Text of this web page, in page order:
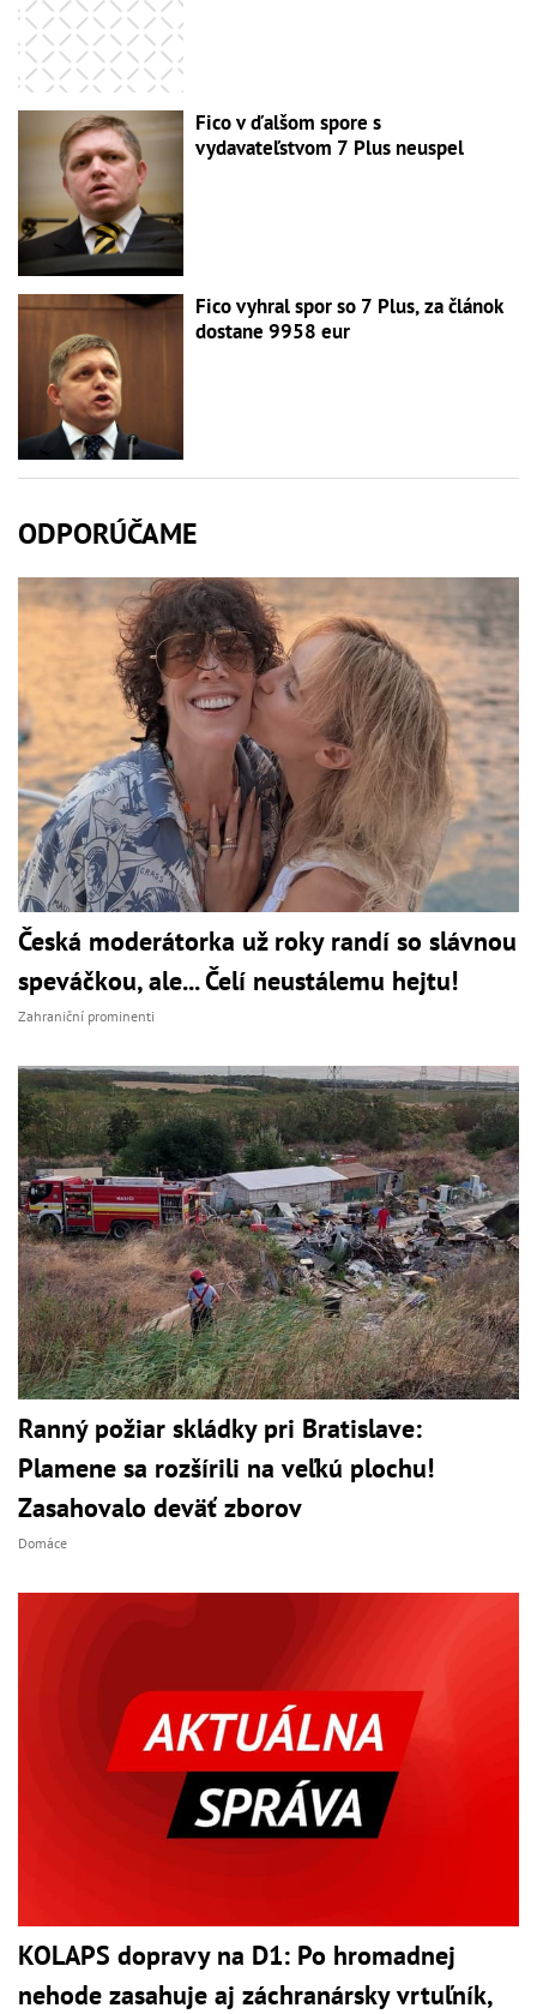
Fico v ďalšom spore s
vydavateľstvom 7 Plus neuspel
Fico vyhral spor so 7 Plus, za článok
dostane 9958 eur
ODPORÚČAME
Česká moderátorka už roky randí so slávnou
speváčkou, ale... Čelí neustálemu hejtu!
Zahraniční prominenti
Ranný požiar skládky pri Bratislave:
Plamene sa rozšírili na veľkú plochu!
Zasahovalo deväť zborov
Domáce
KOLAPS dopravy na D1: Po hromadnej
nehode zasahuje aj záchranársky vrtuľník,